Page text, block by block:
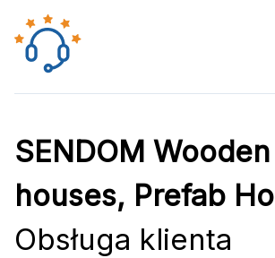
SENDOM Wooden
houses, Prefab
Obsługa klienta